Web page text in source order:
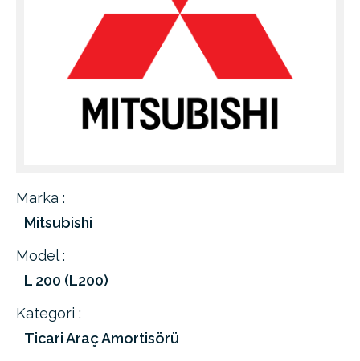
Marka :
Mitsubishi
Model :
L 200 (L200)
Kategori :
Ticari Araç Amortisörü